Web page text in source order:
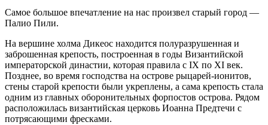
Самое большое впечатление на нас произвел старый город —
Палио Пили.
На вершине холма Дикеос находится полуразрушенная и
заброшенная крепость, построенная в годы Византийской
императорской династии, которая правила с IX по XI век.
Позднее, во время господства на острове рыцарей-ионитов,
стены старой крепости были укреплены, а сама крепость стала
одним из главных оборонительных форпостов острова. Рядом
расположилась византийская церковь Иоанна Предтечи с
потрясающими фресками.